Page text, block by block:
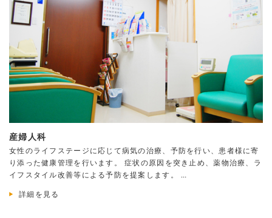
産婦人科
女性のライフステージに応じて病気の治療、予防を行い、患者様に寄
り添った健康管理を行います。 症状の原因を突き止め、薬物治療、ラ
イフスタイル改善等による予防を提案します。 …
詳細を見る